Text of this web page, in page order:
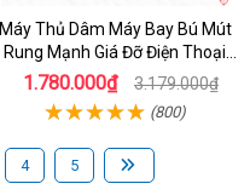
Máy Thủ Dâm Máy Bay Bú Mút
Rung Mạnh Giá Đỡ Điện Thoại
Chính Hãng
1.780.000₫ 3.179.000₫
(800)
4 5